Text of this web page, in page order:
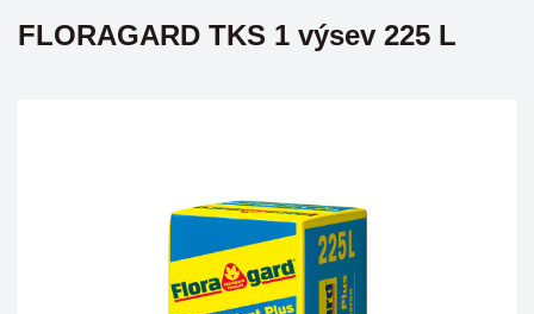
FLORAGARD TKS 1 výsev 225 L